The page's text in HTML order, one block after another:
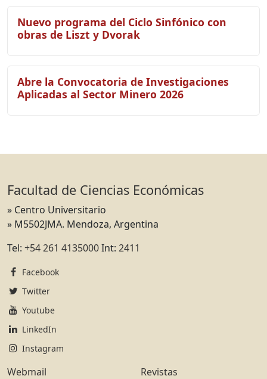
Nuevo programa del Ciclo Sinfónico con
obras de Liszt y Dvorak
Abre la Convocatoria de Investigaciones
Aplicadas al Sector Minero 2026
Facultad de Ciencias Económicas
» Centro Universitario
» M5502JMA. Mendoza, Argentina
Tel: +54 261 4135000Int: 2411
Facebook
Twitter
Youtube
LinkedIn
Instagram
Webmail
Revistas